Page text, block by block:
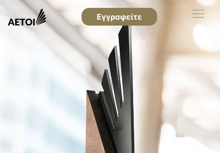
Εγγραφείτε